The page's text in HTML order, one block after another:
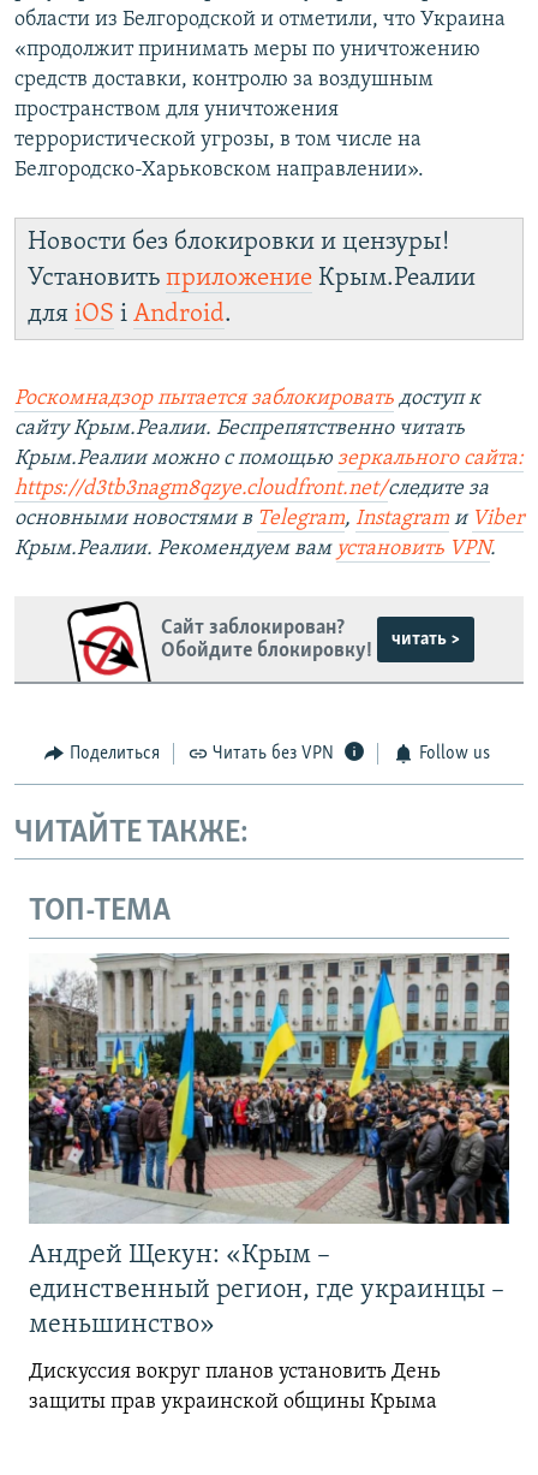
области из Белгородской и отметили, что Украина
«продолжит принимать меры по уничтожению
средств доставки, контролю за воздушным
пространством для уничтожения
террористической угрозы, в том числе на
Белгородско-Харьковском направлении».
Новости без блокировки и цензуры!
Установить приложение Крым.Реалии
для iOS і Android.
Роскомнадзор пытается заблокировать доступ к
сайту Крым.Реалии. Беспрепятственно читать
Крым.Реалии можно с помощью зеркального сайта:
https://d3tb3nagm8qzye.cloudfront.net/следите за
основными новостями в Telegram, Instagram и Viber
Крым.Реалии. Рекомендуем вам установить VPN.
Сайт заблокирован?
Обойдите блокировку!
читать >
Поделиться Читать без VPN Follow us
ЧИТАЙТЕ ТАКЖЕ:
ТОП-ТЕМА
Андрей Щекун: «Крым –
единственный регион, где украинцы –
меньшинство»
Дискуссия вокруг планов установить День
защиты прав украинской общины Крыма